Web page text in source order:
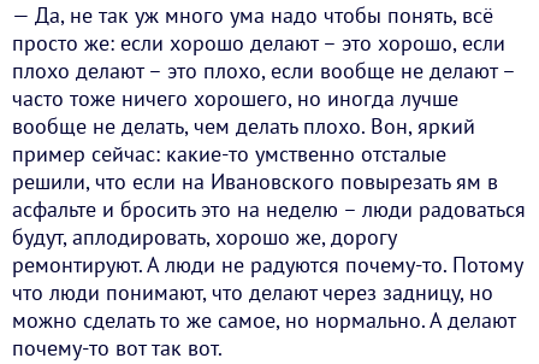
— Да, не так уж много ума надо чтобы понять, всё
просто же: если хорошо делают – это хорошо, если
плохо делают – это плохо, если вообще не делают –
часто тоже ничего хорошего, но иногда лучше
вообще не делать, чем делать плохо. Вон, яркий
пример сейчас: какие-то умственно отсталые
решили, что если на Ивановского повырезать ям в
асфальте и бросить это на неделю – люди радоваться
будут, аплодировать, хорошо же, дорогу
ремонтируют. А люди не радуются почему-то. Потому
что люди понимают, что делают через задницу, но
можно сделать то же самое, но нормально. А делают
почему-то вот так вот.